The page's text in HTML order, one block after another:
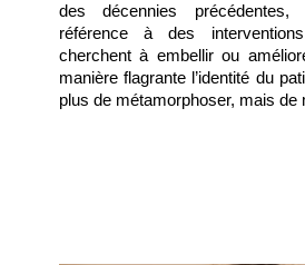
des décennies
référence à des
cherchent à embellir ou
manière flagrante l’identité du
plus de métamorphoser, mais de